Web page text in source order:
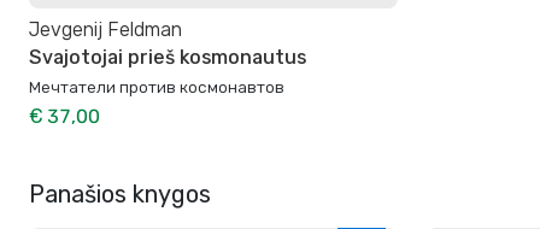
Jevgenij Feldman
Svajotojai prieš kosmonautus
Мечтатели против космонавтов
€ 37,00
Panašios knygos